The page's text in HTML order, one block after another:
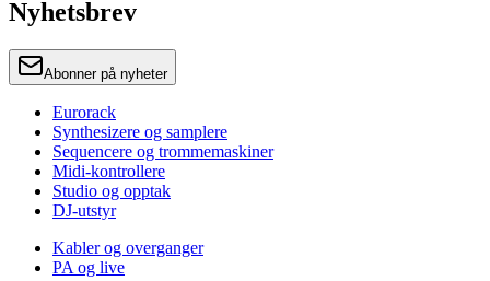
Nyhetsbrev
Abonner på nyheter
Eurorack
Synthesizere og samplere
Sequencere og trommemaskiner
Midi-kontrollere
Studio og opptak
DJ-utstyr
Kabler og overganger
PA og live